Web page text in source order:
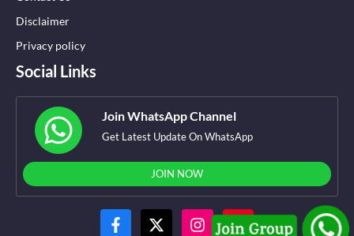
Disclaimer
Privacy policy
Social Links
Join WhatsApp Channel
Get Latest Update On WhatsApp
JOIN NOW